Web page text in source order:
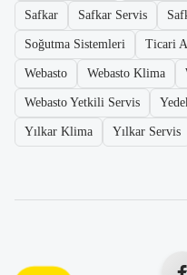
Safkar Safkar Servis
Soğutma Sistemleri Ticari
Webasto Webasto Klima
Webasto Yetkili Servis
Yılkar Klima Yılkar Servis